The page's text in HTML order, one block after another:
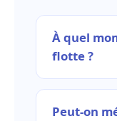
À quel
flotte ?
Peut-on